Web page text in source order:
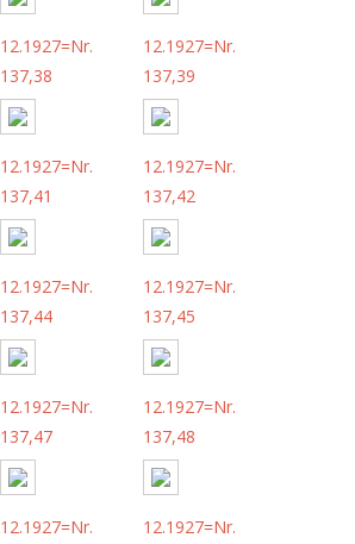
12.1927=Nr.
137,38
12.1927=Nr.
137,39
12.1927=Nr.
137,41
12.1927=Nr.
137,42
12.1927=Nr.
137,44
12.1927=Nr.
137,45
12.1927=Nr.
137,47
12.1927=Nr.
137,48
12.1927=Nr. 12.1927=Nr.